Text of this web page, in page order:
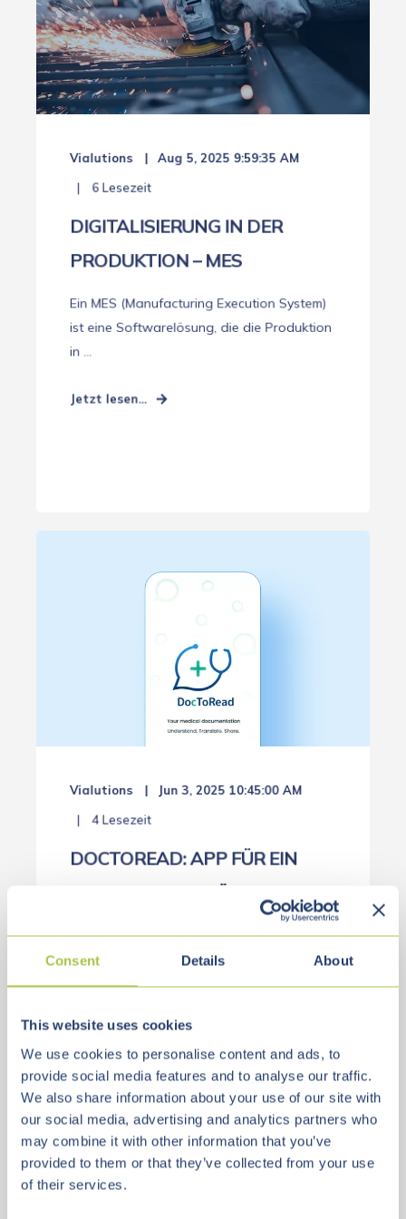
Consent Details About
This website uses cookies
We use cookies to personalise content and ads, to
provide social media features and to analyse our traffic.
We also share information about your use of our site with
our social media, advertising and analytics partners who
may combine it with other information that you’ve
provided to them or that they’ve collected from your use
of their services.
Vialutions Aug 5, 2025 9:59:35 AM
6 Lesezeit
DIGITALISIERUNG IN DER
PRODUKTION – MES
Ein MES (Manufacturing Execution System)
ist eine Softwarelösung, die die Produktion
in ...
Jetzt lesen...
Vialutions Jun 3, 2025 10:45:00 AM
4 Lesezeit
DOCTOREAD: APP FÜR EIN
BESSERES VERSTÄNDNIS
MEDIZINISCHER DOKUMENTE
DANK KI
KI-Technologie basiert und medizinische ...
Jetzt lesen...